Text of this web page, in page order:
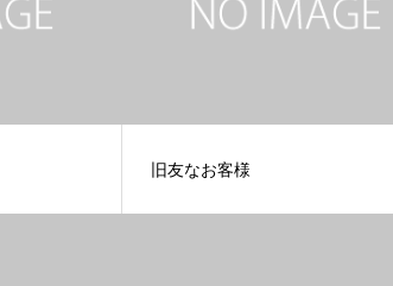
旧友なお客様